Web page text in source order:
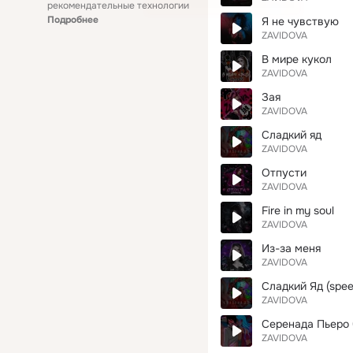
рекомендательные технологии
Подробнее
Я не чувствую
ZAVIDOVA
В мире кукол
ZAVIDOVA
Зая
ZAVIDOVA
Сладкий яд
ZAVIDOVA
Отпусти
ZAVIDOVA
Fire in my soul
ZAVIDOVA
Из-за меня
ZAVIDOVA
Сладкий Яд
ZAVIDOVA
Серенада Пьеро
ZAVIDOVA